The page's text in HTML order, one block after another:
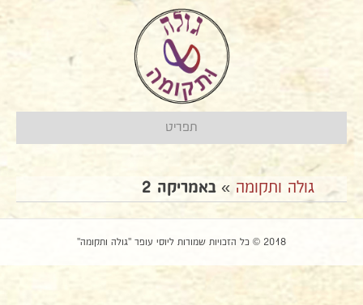
תפריט
גולה ותקומה »באמריקה 2
2018 © כל הזכויות שמורות ליוסי עופר "גולה ותקומה"